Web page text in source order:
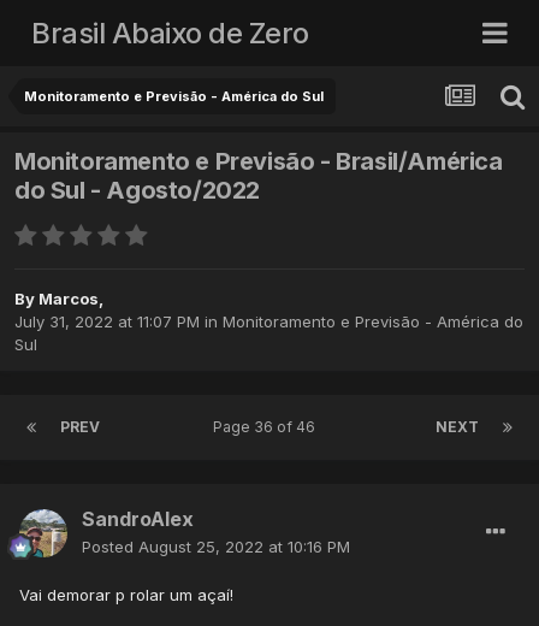
Brasil Abaixo de Zero
Monitoramento e Previsão - América do Sul
Monitoramento e Previsão - Brasil/América
do Sul - Agosto/2022
By Marcos,
July 31, 2022 at 11:07 PM in Monitoramento e Previsão - América do
Sul
PREV NEXT
Page 36 of 46
SandroAlex
Posted August 25, 2022 at 10:16 PM
Vai demorar p rolar um açaí!